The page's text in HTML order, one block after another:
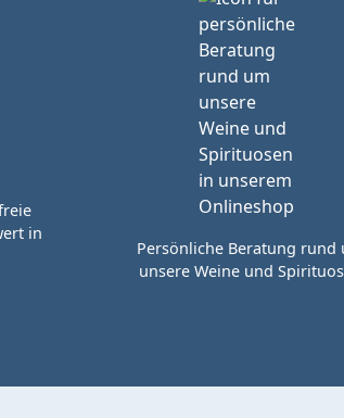
in
Persönliche Beratung rund
unsere Weine und